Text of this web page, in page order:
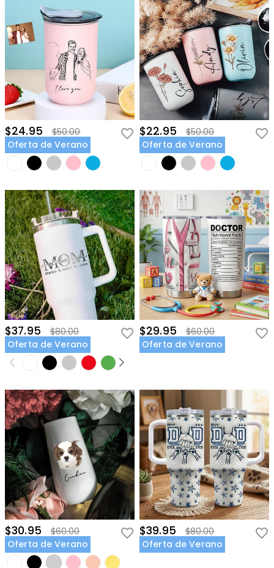
$24.95
$50.00
Oferta de Verano
$22.95
$50.00
Oferta de Verano
$37.95
$80.00
Oferta de Verano
$29.95
$60.00
Oferta de Verano
$30.95
$60.00
Oferta de Verano
$39.95
$80.00
Oferta de Verano